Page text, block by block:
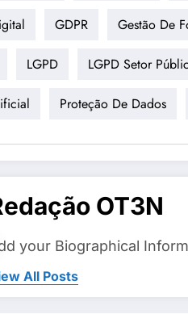
GDPR Gestão De
LGPD LGPD Setor
Proteção De Dados
OT3N
your Biographical
All Posts